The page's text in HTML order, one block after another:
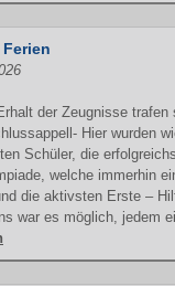
der Zeugnisse
Hier wurden
Schüler, die
welche immerhin
die aktivsten Erste –
war es möglich, jedem